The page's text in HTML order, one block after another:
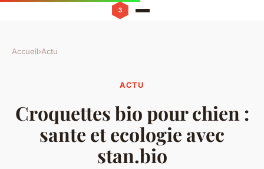
Accueil›Actu
ACTU
Croquettes bio pour chien :
sante et ecologie avec
stan.bio